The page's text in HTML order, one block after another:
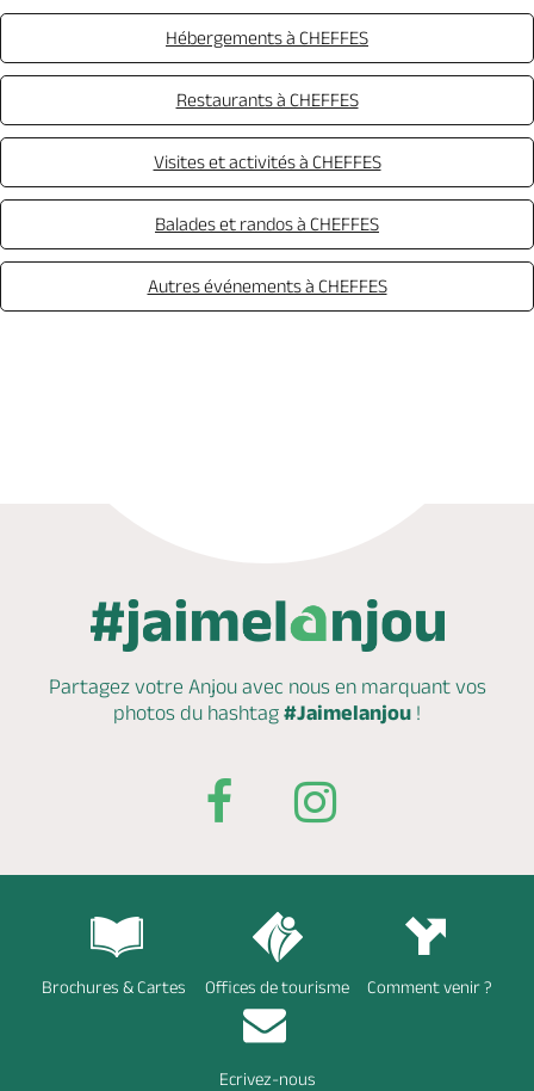
Hébergements à CHEFFES
Restaurants à CHEFFES
Visites et activités à CHEFFES
Balades et randos à CHEFFES
Autres événements à CHEFFES
Partagez votre Anjou avec nous en marquantvos
photos du hashtag #Jaimelanjou !
Brochures & Cartes Offices de tourisme Comment venir ?
Ecrivez-nous